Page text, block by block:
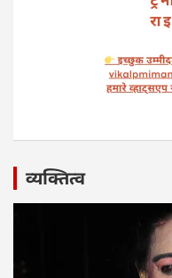
व्यक्तित्व